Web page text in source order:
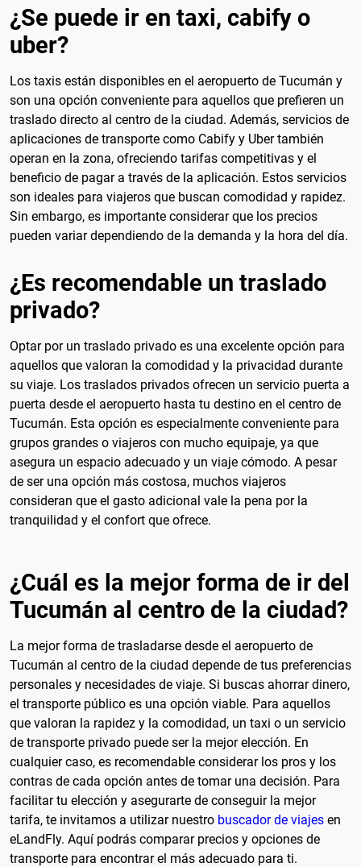
¿Se puede ir en taxi, cabify o
uber?
Los taxis están disponibles en el aeropuerto de Tucumán y
son una opción conveniente para aquellos que prefieren un
traslado directo al centro de la ciudad. Además, servicios de
aplicaciones de transporte como Cabify y Uber también
operan en la zona, ofreciendo tarifas competitivas y el
beneficio de pagar a través de la aplicación. Estos servicios
son ideales para viajeros que buscan comodidad y rapidez.
Sin embargo, es importante considerar que los precios
pueden variar dependiendo de la demanda y la hora del día.
¿Es recomendable un traslado
privado?
Optar por un traslado privado es una excelente opción para
aquellos que valoran la comodidad y la privacidad durante
su viaje. Los traslados privados ofrecen un servicio puerta a
puerta desde el aeropuerto hasta tu destino en el centro de
Tucumán. Esta opción es especialmente conveniente para
grupos grandes o viajeros con mucho equipaje, ya que
asegura un espacio adecuado y un viaje cómodo. A pesar
de ser una opción más costosa, muchos viajeros
consideran que el gasto adicional vale la pena por la
tranquilidad y el confort que ofrece.
¿Cuál es la mejor forma de ir del
Tucumán al centro de la ciudad?
La mejor forma de trasladarse desde el aeropuerto de
Tucumán al centro de la ciudad depende de tus preferencias
personales y necesidades de viaje. Si buscas ahorrar dinero,
el transporte público es una opción viable. Para aquellos
que valoran la rapidez y la comodidad, un taxi o un servicio
de transporte privado puede ser la mejor elección. En
cualquier caso, es recomendable considerar los pros y los
contras de cada opción antes de tomar una decisión. Para
facilitar tu elección y asegurarte de conseguir la mejor
tarifa, te invitamos a utilizar nuestro buscador de viajes en
eLandFly. Aquí podrás comparar precios y opciones de
transporte para encontrar el más adecuado para ti.